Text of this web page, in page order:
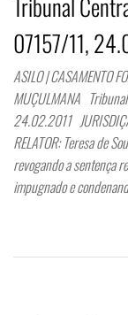
07157/11,
ASILO | CASAMENTO
MUÇULMANA
24.02.2011
RELATOR: Teresa de
revogando a sentença
impugnado e